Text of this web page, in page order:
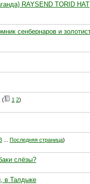
RAYSEND TORID HAT
сенбернаров и
( 1 2)
Последняя страница)
слёзы?
в Талдыке